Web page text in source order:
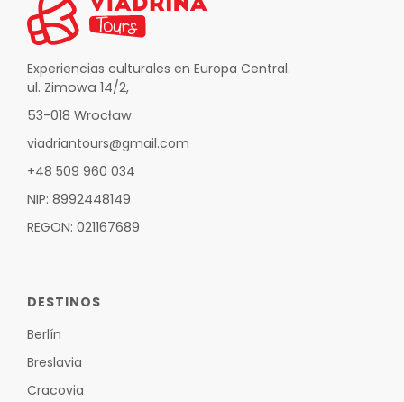
Experiencias culturales en Europa Central.
ul. Zimowa 14/2,
53-018 Wrocław
viadriantours@gmail.com
+48 509 960 034
NIP: 8992448149
REGON: 021167689
DESTINOS
Berlín
Breslavia
Cracovia